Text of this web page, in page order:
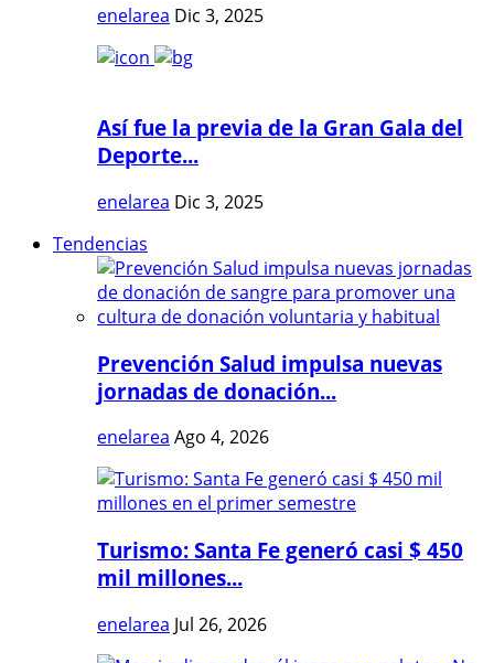
enelarea Dic 3, 2025
Así fue la previa de la Gran Gala del
Deporte...
enelarea Dic 3, 2025
Tendencias
Prevención Salud impulsa nuevas
jornadas de donación...
enelarea Ago 4, 2026
Turismo: Santa Fe generó casi $ 450
mil millones...
enelarea Jul 26, 2026